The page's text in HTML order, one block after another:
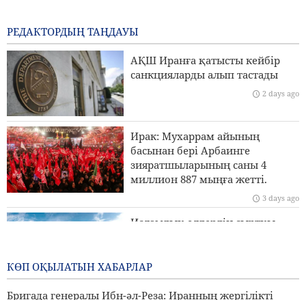
1 day ago
Пезешкиан: Біз келіссөздер процесіндегі Палестина
көшбасшыларының әрбір шешімін қолдаймыз
Сананың Эр-Риядқа қатаң ескертуі
Ормуз бұғазы үстінде MQ9 дроны жойылды
Иран Сыртқы істер министрлігі: Біз Иранды заңды
түрде қорғау үшін барлық құралдарды пайдаланамыз
РЕДАКТОРДЫҢ ТАҢДАУЫ
АҚШ Иранға қатысты кейбір
санкцияларды алып тастады
2 days ago
Ирак: Мухаррам айының
басынан бері Арбаинге
зияратшыларының саны 4
миллион 887 мыңға жетті.
3 days ago
Исламдық елдердің сыртқы
әрекеттеріне қарсы тұру үшін
бас қосады
КӨП ОҚЫЛАТЫН ХАБАРЛАР
Бригада генералы Ибн-әл-Реза: Иранның жергілікті